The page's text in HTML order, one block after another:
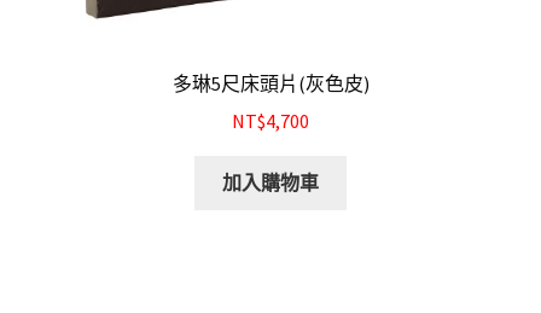
多琳5尺床頭片(灰色皮)
NT$4,700
加入購物車